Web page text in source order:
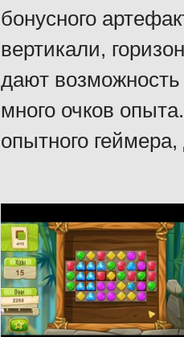
бонусного
вертикали,
дают возможность
много очков
опытного